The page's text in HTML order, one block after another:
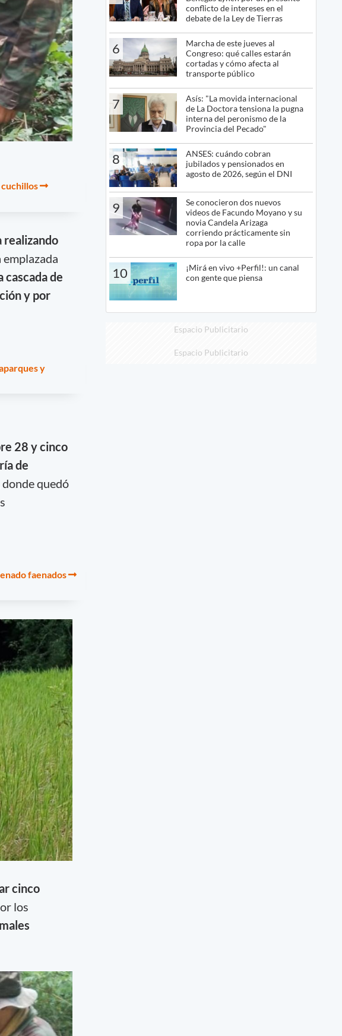
de
y por
y
28 y cinco
de
donde quedó
faenados
cinco
los
conflicto de intereses en el
debate de la Ley de Tierras
6
Marcha de este jueves al
Congreso: qué calles estarán
cortadas y cómo afecta al
transporte público
7
Asís: "La movida internacional
de La Doctora tensiona la pugna
interna del peronismo de la
Provincia del Pecado"
8
ANSES: cuándo cobran
jubilados y pensionados en
agosto de 2026, según el DNI
9
Se conocieron dos nuevos
videos de Facundo Moyano y su
novia Candela Arizaga
corriendo prácticamente sin
ropa por la calle
10
¡Mirá en vivo +Perfil!: un canal
con gente que piensa
Espacio Publicitario
Espacio Publicitario